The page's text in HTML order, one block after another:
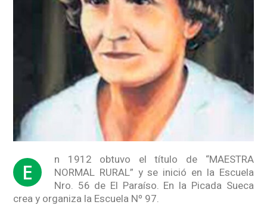
E
n 1912 obtuvo el título de “MAESTRA
NORMAL RURAL” y se inició en la Escuela
Nro. 56 de El Paraíso. En la Picada Sueca
crea y organiza la Escuela Nº 97.